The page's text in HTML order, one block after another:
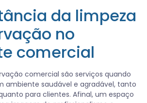
da limpeza
no
comercial
comercial são serviços quando
ambiente saudável e agradável, tanto
para clientes. Afinal, um espaço